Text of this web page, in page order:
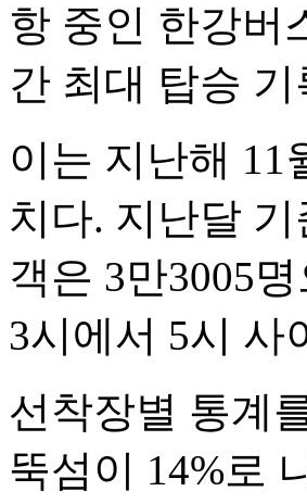
항 중인 한강버
간 최대 탑승
이는 지난해 11
치다. 지난달
객은 3만3005
3시에서 5시 사
선착장별 통계
뚝섬이 14%로